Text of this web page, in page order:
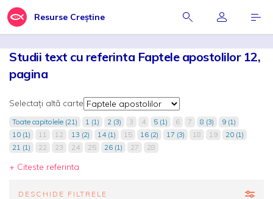
Resurse Creștine
Studii text cu referinta Faptele apostolilor 12,
pagina
Selectați altă carte
Toate capitolele (21) 1 (1) 2 (3) 3 4 5 (1) 6 7 8 (3)
9 (1)
10 (1)
11 12 13 (2) 14 (1) 15 16 (2) 17 (3) 18 19
20 (1)
21 (1)
22 23 24 25 26 (1) 27 28
+ Citeste referinta
DESCHIDE FILTRELE